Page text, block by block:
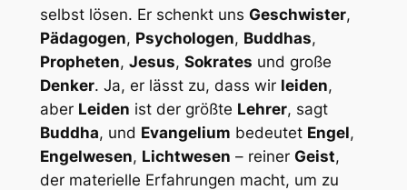
selbst lösen. Er schenkt uns Geschwister,
Pädagogen, Psychologen, Buddhas,
Propheten, Jesus, Sokrates und große
Denker. Ja, er lässt zu, dass wir leiden,
aber Leiden ist der größte Lehrer, sagt
Buddha, und Evangelium bedeutet Engel,
Engelwesen, Lichtwesen – reiner Geist,
der materielle Erfahrungen macht, um zu